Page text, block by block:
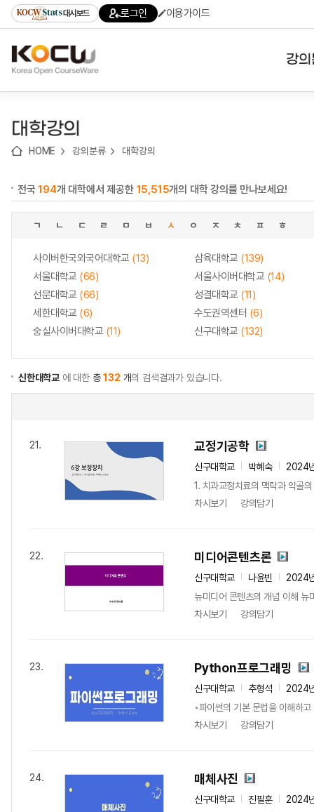
기
기
기
content)
가
대시보드 로그인 이용가이드
강
대학강의
HOME 강의분류 대학강의
전국194개 대학에서 제공한 15,515개의 대학 강의를 만나보세요!
ㄱ ㄴ ㄷ ㄹ ㅁ ㅂ ㅅ ㅇ ㅈ ㅊ ㅍ ㅎ
사이버한국외국어대학교 (13) 삼육대학교 (139)
서울대학교 (66) 서울사이버대학교 (14)
선문대학교 (66) 성결대학교 (11)
세한대학교 (6) 수도권역센터 (6)
숭실사이버대학교 (11) 신구대학교 (132)
신한대학교 에 대한 총132 개의 검색결과가 있습니다.
21. 교정기공학
신구대학교 박혜숙
2024
1. 치과교정치료의 맥락과 악골
차시보기
강의담기
22. 미디어콘텐츠론
신구대학교 나윤빈
2024
뉴미디어 콘텐츠의 개념 이해 뉴
차시보기
강의담기
23. Python프로그래밍
신구대학교 추형석
2024
◦파이썬의 기본 문법을 이해하
차시보기
강의담기
24. 매체사진
신구대학교 진필훈
2024